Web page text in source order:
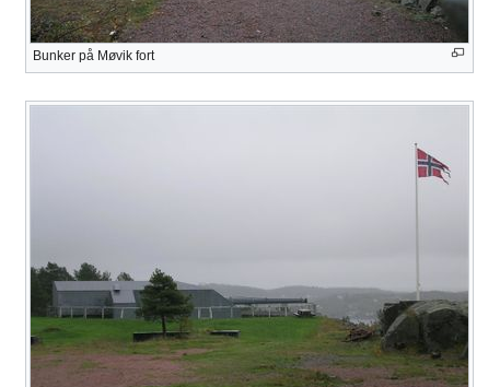
Bunker på Møvik fort